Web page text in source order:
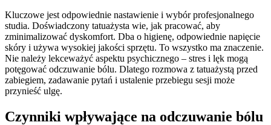
Kluczowe jest odpowiednie nastawienie i wybór profesjonalnego
studia. Doświadczony tatuażysta wie, jak pracować, aby
zminimalizować dyskomfort. Dba o higienę, odpowiednie napięcie
skóry i używa wysokiej jakości sprzętu. To wszystko ma znaczenie.
Nie należy lekceważyć aspektu psychicznego – stres i lęk mogą
potęgować odczuwanie bólu. Dlatego rozmowa z tatuażystą przed
zabiegiem, zadawanie pytań i ustalenie przebiegu sesji może
przynieść ulgę.
Czynniki wpływające na odczuwanie bólu